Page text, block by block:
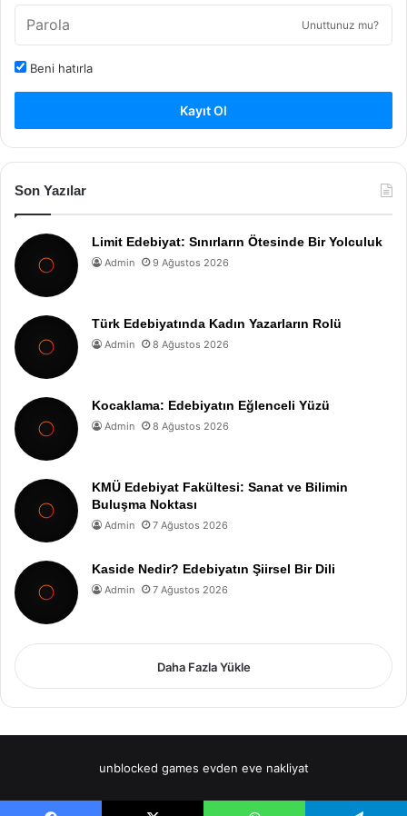
Unuttunuz mu?
Beni hatırla
Kayıt Ol
Son Yazılar
Limit Edebiyat: Sınırların Ötesinde Bir Yolculuk
Admin 9 Ağustos 2026
Türk Edebiyatında Kadın Yazarların Rolü
Admin 8 Ağustos 2026
Kocaklama: Edebiyatın Eğlenceli Yüzü
Admin 8 Ağustos 2026
KMÜ Edebiyat Fakültesi: Sanat ve Bilimin
Buluşma Noktası
Admin 7 Ağustos 2026
Kaside Nedir? Edebiyatın Şiirsel Bir Dili
Admin 7 Ağustos 2026
Daha Fazla Yükle
unblocked games evden eve nakliyat